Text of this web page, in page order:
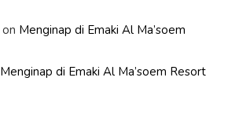
on Menginap di Emaki Al Ma’soem
Menginap di Emaki Al Ma’soem Resort